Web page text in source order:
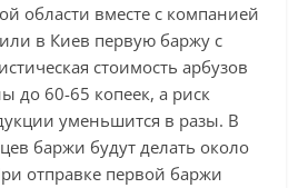
области вместе с компанией
в Киев первую баржу с
стоимость арбузов
до 60-65 копеек, а риск
уменьшится в разы. В
баржи будут делать около
отправке первой баржи